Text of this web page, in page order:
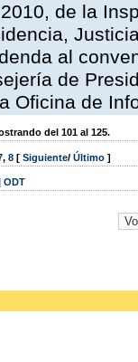
de la
al
de
Oficina de
del 101 al 125.
, 8 [ Siguiente/ Último ]
ODT